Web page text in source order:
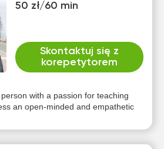
50 zł/60 min
Skontaktuj się z
korepetytorem
with a passion for teaching
an open-minded and empathetic
11
12
13
dostępnych
terminów
dostępnych
terminów
dostępnych
terminów